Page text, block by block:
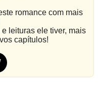
romance com mais
leituras ele tiver, mais
capítulos!